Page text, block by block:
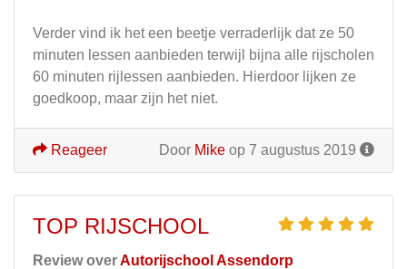
Verder vind ik het een beetje verraderlijk dat ze 50
minuten lessen aanbieden terwijl bijna alle rijscholen
60 minuten rijlessen aanbieden. Hierdoor lijken ze
goedkoop, maar zijn het niet.
Door Mike op 7 augustus 2019
Reageer
TOP RIJSCHOOL
Review overAutorijschool Assendorp